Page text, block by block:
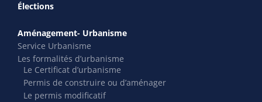
Élections
Aménagement- Urbanisme
Service Urbanisme
Les formalités d’urbanisme
Le Certificat d’urbanisme
Permis de construire ou d’aménager
Le permis modificatif